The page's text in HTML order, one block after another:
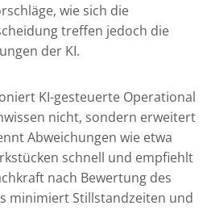
wie sich die
treffen jedoch die
der KI.
KI-gesteuerte Operational
nicht, sondern erweitert
Abweichungen wie etwa
schnell und empfiehlt
nach Bewertung des
minimiert Stillstandzeiten und